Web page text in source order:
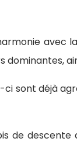
dominantes,
sont déjà
de